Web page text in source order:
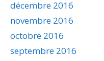
décembre 2016
novembre 2016
octobre 2016
septembre 2016